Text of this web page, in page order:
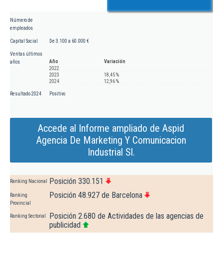
Número de
empleados
Capital Social De 3.100 a 60.000 €
Ventas últimos
años
Año
Variación
2022
2023
18,45 %
2024
12,96 %
Resultado 2024 Positivo
Accede al Informe ampliado de Aspid
Agencia De Marketing Y Comunicacion
Industrial Sl.
Ranking Nacional Posición 330.151
Ranking
Provincial
Posición 48.927 de Barcelona
Ranking Sectorial
Posición 2.680 de Actividades de las agencias de
publicidad